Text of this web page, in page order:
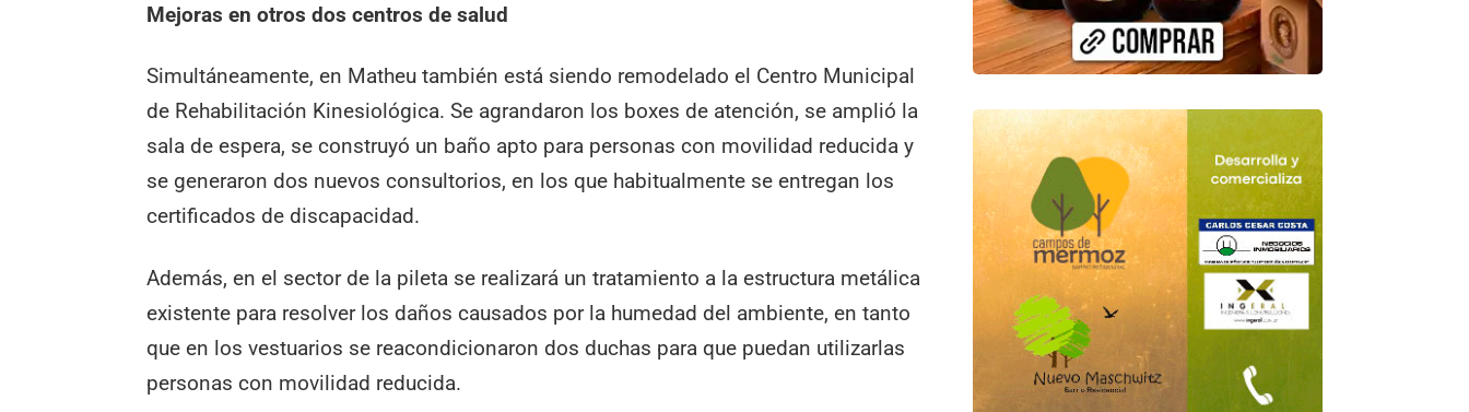
Mejoras en otros dos centros de salud
Simultáneamente, en Matheu también está siendo remodelado el Centro Municipal
de Rehabilitación Kinesiológica. Se agrandaron los boxes de atención, se amplió la
sala de espera, se construyó un baño apto para personas con movilidad reducida y
se generaron dos nuevos consultorios, en los que habitualmente se entregan los
certificados de discapacidad.
Además, en el sector de la pileta se realizará un tratamiento a la estructura metálica
existente para resolver los daños causados por la humedad del ambiente, en tanto
que en los vestuarios se reacondicionaron dos duchas para que puedan utilizarlas
personas con movilidad reducida.